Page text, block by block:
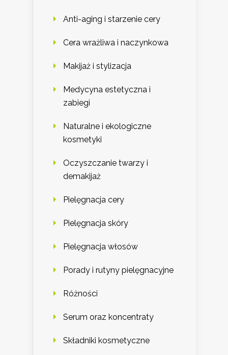
Anti-aging i starzenie cery
Cera wrażliwa i naczynkowa
Makijaż i stylizacja
Medycyna estetyczna i
zabiegi
Naturalne i ekologiczne
kosmetyki
Oczyszczanie twarzy i
demakijaż
Pielęgnacja cery
Pielęgnacja skóry
Pielęgnacja włosów
Porady i rutyny pielęgnacyjne
Różności
Serum oraz koncentraty
Składniki kosmetyczne